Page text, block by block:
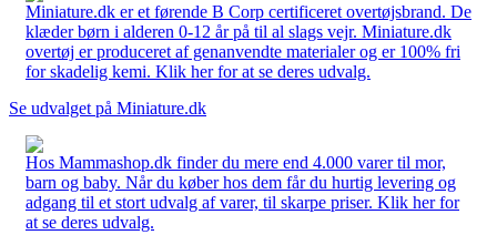
Miniature.dk er et førende B Corp certificeret overtøjsbrand. De
klæder børn i alderen 0-12 år på til al slags vejr. Miniature.dk
overtøj er produceret af genanvendte materialer og er 100% fri
for skadelig kemi. Klik her for at se deres udvalg.
Se udvalget på Miniature.dk
Hos Mammashop.dk finder du mere end 4.000 varer til mor,
barn og baby. Når du køber hos dem får du hurtig levering og
adgang til et stort udvalg af varer, til skarpe priser. Klik her for
at se deres udvalg.